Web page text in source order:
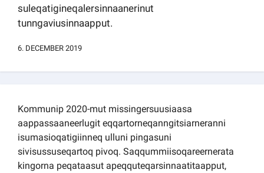
Kommuni pillugu paasissutissat
suleqatigineqalersinnaanerinut
tunngaviusinnaapput.
6. DECEMBER 2019
Kommunip 2020-mut missingersuusiaasa
aappassaaneerlugit eqqartorneqanngitsiarneranni
isumasioqatigiinneq ulluni pingasuni
sivisussuseqartoq pivoq. Saqqummiisoqareernerata
kingorna peqataasut apeqquteqarsinnaatitaapput,